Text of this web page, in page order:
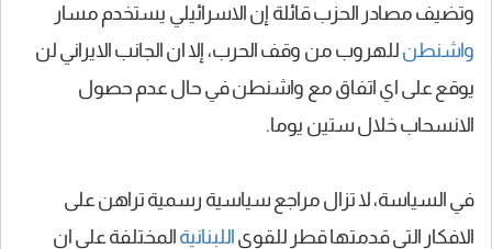
وتضيف مصادر الحزب قائلة إن الاسرائيلي يستخدم مسار
واشنطن للهروب من وقف الحرب، إلا ان الجانب الايراني لن
يوقع على اي اتفاق مع واشنطن في حال عدم حصول
الانسحاب خلال ستين يوما.
في السياسة، لا تزال مراجع سياسية رسمية تراهن على
الافكار التي قدمتها قطر للقوى اللبنانية المختلفة على ان